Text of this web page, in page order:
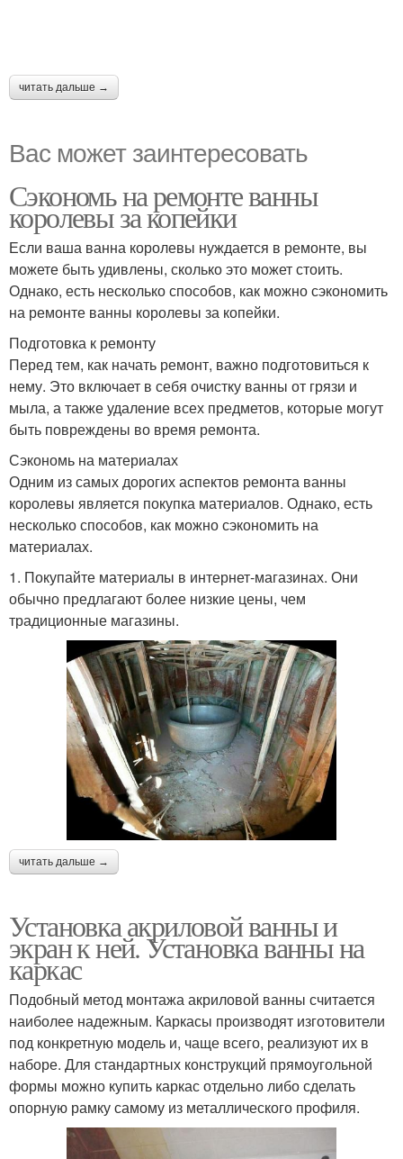
читать дальше →
Вас может заинтересовать
Сэкономь на ремонте ванны
королевы за копейки
Если ваша ванна королевы нуждается в ремонте, вы
можете быть удивлены, сколько это может стоить.
Однако, есть несколько способов, как можно сэкономить
на ремонте ванны королевы за копейки.
Подготовка к ремонту
Перед тем, как начать ремонт, важно подготовиться к
нему. Это включает в себя очистку ванны от грязи и
мыла, а также удаление всех предметов, которые могут
быть повреждены во время ремонта.
Сэкономь на материалах
Одним из самых дорогих аспектов ремонта ванны
королевы является покупка материалов. Однако, есть
несколько способов, как можно сэкономить на
материалах.
1. Покупайте материалы в интернет-магазинах. Они
обычно предлагают более низкие цены, чем
традиционные магазины.
читать дальше →
Установка акриловой ванны и
экран к ней. Установка ванны на
каркас
Подобный метод монтажа акриловой ванны считается
наиболее надежным. Каркасы производят изготовители
под конкретную модель и, чаще всего, реализуют их в
наборе. Для стандартных конструкций прямоугольной
формы можно купить каркас отдельно либо сделать
опорную рамку самому из металлического профиля.